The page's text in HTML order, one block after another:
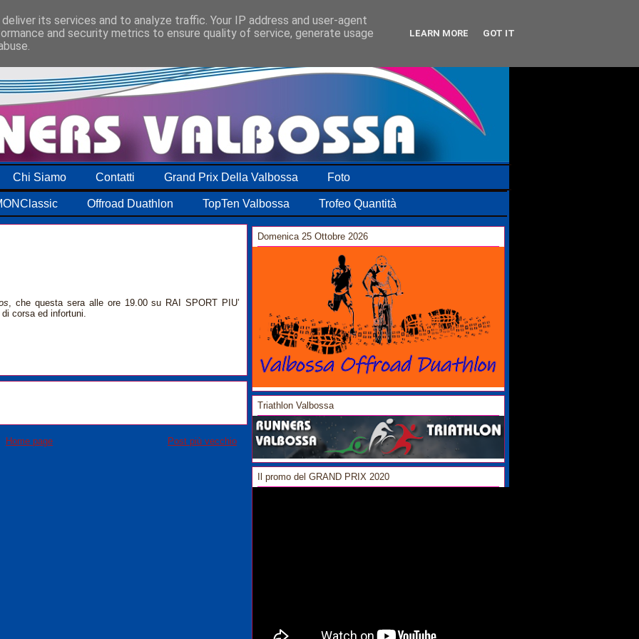
Chi Siamo Contatti Grand Prix Della Valbossa Foto
Offroad Duathlon TopTen Valbossa Trofeo Quantità
, che questa sera alle ore 19.00 su RAI SPORT PIU’
corsa ed infortuni.
Post più vecchio
Home page
Domenica 25 Ottobre 2026
Triathlon Valbossa
Il promo del GRAND PRIX 2020
its services and to analyze traffic. Your IP address and user-agent
and security metrics to ensure quality of service, generate usage
LEARN MORE GOT IT